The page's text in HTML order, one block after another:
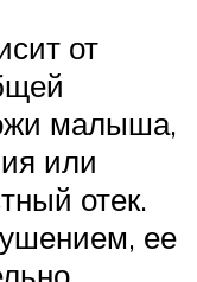
от
малыша,
или
отек.
ее